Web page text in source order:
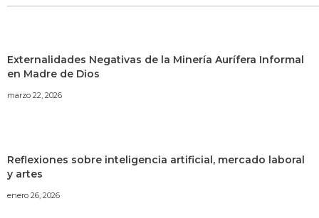
Externalidades Negativas de la Minería Aurífera Informal
en Madre de Dios
marzo 22, 2026
Reflexiones sobre inteligencia artificial, mercado laboral
y artes
enero 26, 2026